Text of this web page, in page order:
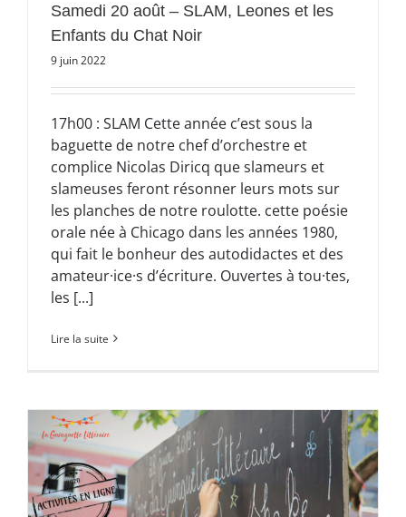
Samedi 20 août – SLAM, Leones et les
Enfants du Chat Noir
9 juin 2022
17h00 : SLAM Cette année c’est sous la
baguette de notre chef d’orchestre et
complice Nicolas Diricq que slameurs et
slameuses feront résonner leurs mots sur
les planches de notre roulotte. cette poésie
orale née à Chicago dans les années 1980,
qui fait le bonheur des autodidactes et des
amateur·ice·s d’écriture. Ouvertes à tou·tes,
les [...]
Lire la suite